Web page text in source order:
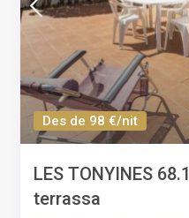
Des de 98 €/nit
LES TONYINES
terrassa